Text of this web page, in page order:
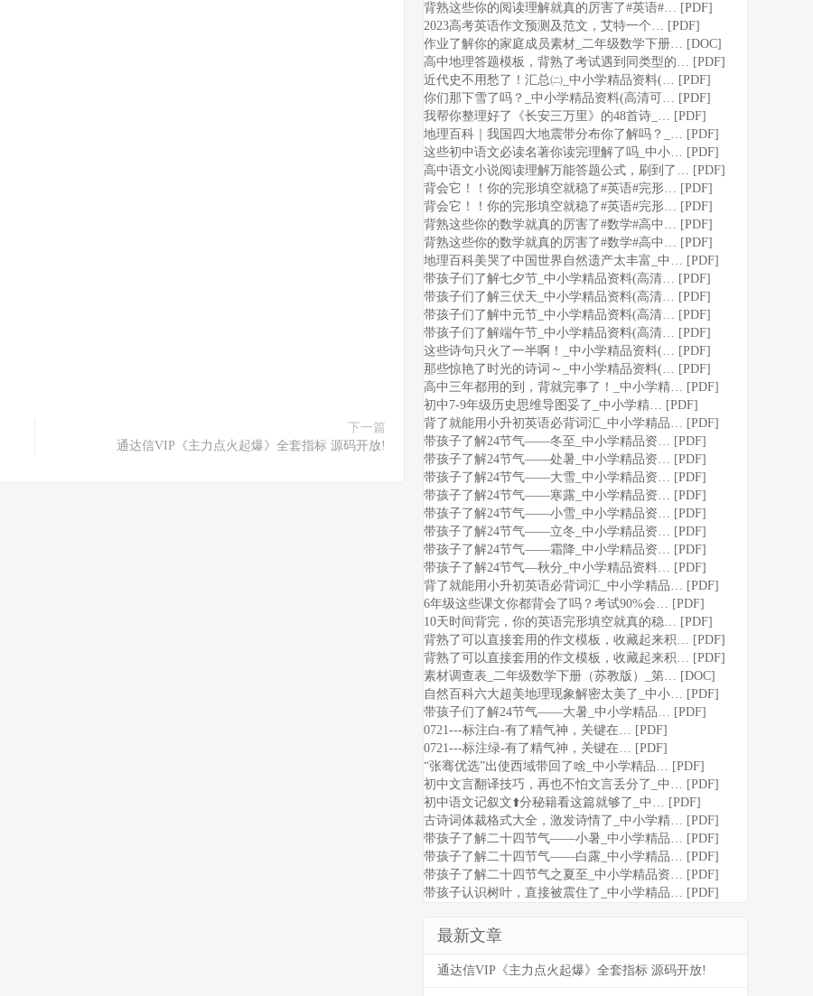
下一篇
通达信VIP《主力点火起爆》全套指标 源码开放!
背熟这些你的阅读理解就真的厉害了#英语#… [PDF]
2023高考英语作文预测及范文，艾特一个… [PDF]
作业了解你的家庭成员素材_二年级数学下册… [DOC]
高中地理答题模板，背熟了考试遇到同类型的… [PDF]
近代史不用愁了！汇总㈡_中小学精品资料(… [PDF]
你们那下雪了吗？_中小学精品资料(高清可… [PDF]
我帮你整理好了《长安三万里》的48首诗_… [PDF]
地理百科｜我国四大地震带分布你了解吗？_… [PDF]
这些初中语文必读名著你读完理解了吗_中小… [PDF]
高中语文小说阅读理解万能答题公式，刷到了… [PDF]
背会它！！你的完形填空就稳了#英语#完形… [PDF]
背会它！！你的完形填空就稳了#英语#完形… [PDF]
背熟这些你的数学就真的厉害了#数学#高中… [PDF]
背熟这些你的数学就真的厉害了#数学#高中… [PDF]
地理百科美哭了中国世界自然遗产太丰富_中… [PDF]
带孩子们了解七夕节_中小学精品资料(高清… [PDF]
带孩子们了解三伏天_中小学精品资料(高清… [PDF]
带孩子们了解中元节_中小学精品资料(高清… [PDF]
带孩子们了解端午节_中小学精品资料(高清… [PDF]
这些诗句只火了一半啊！_中小学精品资料(… [PDF]
那些惊艳了时光的诗词～_中小学精品资料(… [PDF]
高中三年都用的到，背就完事了！_中小学精… [PDF]
初中7-9年级历史思维导图妥了_中小学精… [PDF]
背了就能用小升初英语必背词汇_中小学精品… [PDF]
带孩子了解24节气——冬至_中小学精品资… [PDF]
带孩子了解24节气——处暑_中小学精品资… [PDF]
带孩子了解24节气——大雪_中小学精品资… [PDF]
带孩子了解24节气——寒露_中小学精品资… [PDF]
带孩子了解24节气——小雪_中小学精品资… [PDF]
带孩子了解24节气——立冬_中小学精品资… [PDF]
带孩子了解24节气——霜降_中小学精品资… [PDF]
带孩子了解24节气—秋分_中小学精品资料… [PDF]
背了就能用小升初英语必背词汇_中小学精品… [PDF]
6年级这些课文你都背会了吗？考试90%会… [PDF]
10天时间背完，你的英语完形填空就真的稳… [PDF]
背熟了可以直接套用的作文模板，收藏起来积… [PDF]
背熟了可以直接套用的作文模板，收藏起来积… [PDF]
素材调查表_二年级数学下册（苏教版）_第… [DOC]
自然百科六大超美地理现象解密太美了_中小… [PDF]
带孩子们了解24节气——大暑_中小学精品… [PDF]
0721---标注白-有了精气神，关键在… [PDF]
0721---标注绿-有了精气神，关键在… [PDF]
“张骞优选”出使西域带回了啥_中小学精品… [PDF]
初中文言翻译技巧，再也不怕文言丢分了_中… [PDF]
初中语文记叙文⬆️分秘籍看这篇就够了_中… [PDF]
古诗词体裁格式大全，激发诗情了_中小学精… [PDF]
带孩子了解二十四节气——小暑_中小学精品… [PDF]
带孩子了解二十四节气——白露_中小学精品… [PDF]
带孩子了解二十四节气之夏至_中小学精品资… [PDF]
带孩子认识树叶，直接被震住了_中小学精品… [PDF]
最新文章
通达信VIP《主力点火起爆》全套指标 源码开放!